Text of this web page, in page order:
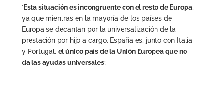
‘ Esta situación es incongruente con el resto de Europa,
ya que mientras en la mayoría de los países de
Europa se decantan por la universalización de la
prestación por hijo a cargo, España es, junto con Italia
y Portugal, el único país de la Unión Europea que no
da las ayudas universales‘.